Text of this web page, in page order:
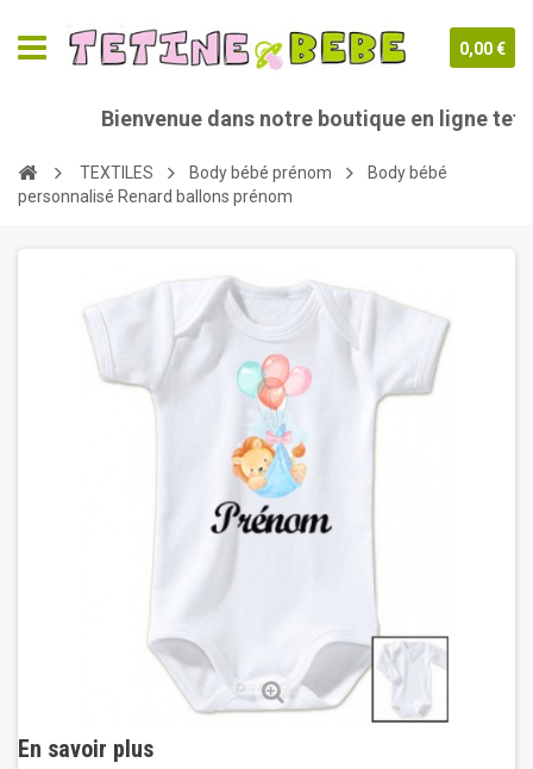
0,00 €
Bienvenue dans notre boutique en ligne tetine-
TEXTILES Body bébé prénom
Body bébé
personnalisé Renard ballons prénom
En savoir plus